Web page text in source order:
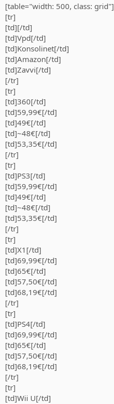
[table="width: 500, class: grid"]
[tr]
[td][/td]
[td]Vpd[/td]
[td]Konsolinet[/td]
[td]Amazon[/td]
[td]Zavvi[/td]
[/tr]
[tr]
[td]360[/td]
[td]59,99€[/td]
[td]49€[/td]
[td]~48€[/td]
[td]53,35€[/td]
[/tr]
[tr]
[td]PS3[/td]
[td]59,99€[/td]
[td]49€[/td]
[td]~48€[/td]
[td]53,35€[/td]
[/tr]
[tr]
[td]X1[/td]
[td]69,99€[/td]
[td]65€[/td]
[td]57,50€[/td]
[td]68,19€[/td]
[/tr]
[tr]
[td]PS4[/td]
[td]69,99€[/td]
[td]65€[/td]
[td]57,50€[/td]
[td]68,19€[/td]
[/tr]
[tr]
[td]Wii U[/td]